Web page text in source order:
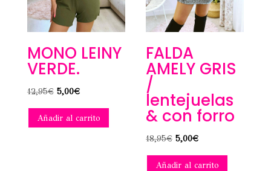
MONO LEINY
VERDE.
12,95€ El
original
5,00€El
actual
Añadir al carrito
FALDA
AMELY GRIS
/
lentejuelas
& con forro
18,95€ El
original
5,00€El
actual
Añadir al carrito